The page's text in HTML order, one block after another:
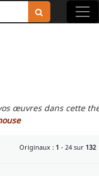
!
œuvres dans cette
Originaux : 1 - 24 sur 132